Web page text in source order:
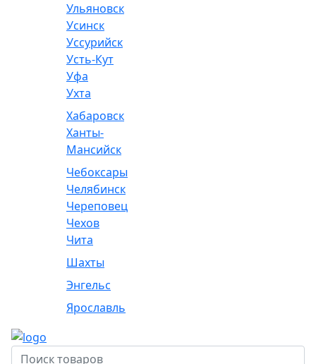
Ульяновск
Усинск
Уссурийск
Усть-Кут
Уфа
Ухта
Хабаровск
Ханты-
Мансийск
Чебоксары
Челябинск
Череповец
Чехов
Чита
Шахты
Энгельс
Ярославль